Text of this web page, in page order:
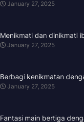
January 27, 2025
Menikmati dan dinikmati
January 27, 2025
Berbagi kenikmatan
January 27, 2025
Fantasi main bertiga